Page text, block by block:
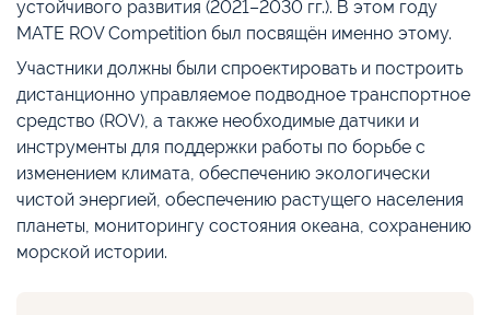
устойчивого развития (2021–2030 гг.). В этом году
MATE ROV Competition был посвящён именно этому.
Участники должны были спроектировать и построить
дистанционно управляемое подводное транспортное
средство (ROV), а также необходимые датчики и
инструменты для поддержки работы по борьбе с
изменением климата, обеспечению экологически
чистой энергией, обеспечению растущего населения
планеты, мониторингу состояния океана, сохранению
морской истории.